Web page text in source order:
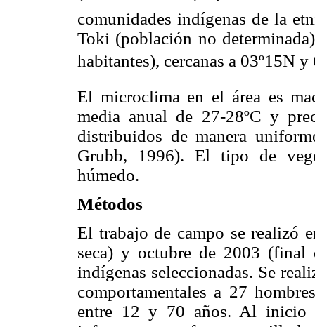
comunidades indígenas de la
Toki (población no
habitantes), cercanas a 03º15N
El microclima en el área es
media anual de 27-28ºC y
distribuidos de manera
Grubb, 1996). El tipo de
húmedo.
Métodos
El trabajo de campo se realizó
seca) y octubre de 2003 (final
indígenas seleccionadas. Se
comportamentales a 27
entre 12 y 70 años. Al inicio